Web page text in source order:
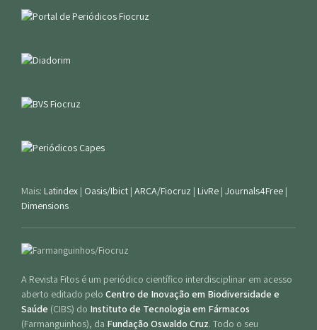
Mais: Latindex | Oasis/Ibict | ARCA/Fiocruz | LivRe | Journals4Free |
Dimensions
A Revista Fitos é um periódico científico interdisciplinar em acesso
aberto editado pelo Centro de Inovação em Biodiversidade e
Saúde (CIBS) do Instituto de Tecnologia em Fármacos
(Farmanguinhos), da Fundação Oswaldo Cruz. Todo o seu